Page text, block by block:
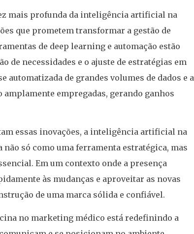
mais profunda da inteligência artificial na
que prometem transformar a gestão de
de deep learning e automação estão
de necessidades e o ajuste de estratégias em
automatizada de grandes volumes de dados e a
empregadas, gerando ganhos
essas inovações, a inteligência artificial na
só como uma ferramenta estratégica, mas
Em um contexto onde a presença
às mudanças e aproveitar as novas
de uma marca sólida e confiável.
no marketing médico está redefinindo a